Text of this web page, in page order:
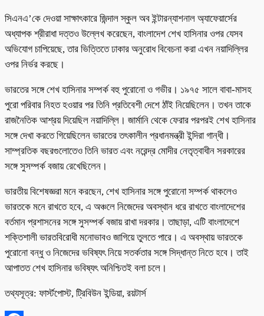
সিএনএ’কে দেওয়া সাক্ষাৎকারে জিন্দাল স্কুল অব ইন্টারন্যাশনাল অ্যাফেয়ার্সের
অধ্যাপক শ্রীরাধা দত্তও উল্লেখ করেছেন, বাংলাদেশ শেখ হাসিনার ওপর যেসব
অভিযোগ চাপিয়েছে, তার ভিত্তিতে ঢাকার অনুরোধ বিবেচনা করা এখন নয়াদিল্লির
ওপর নির্ভর করছে।
ভারতের সঙ্গে শেখ হাসিনার সম্পর্ক বহু পুরোনো ও গভীর। ১৯৭৫ সালে বাবা-মাসহ
পুরো পরিবার নিহত হওয়ার পর তিনি প্রতিবেশী দেশে ঠাঁই নিয়েছিলেন। তখন তাকে
রাজনৈতিক আশ্রয় দিয়েছিল নয়াদিল্লি। জার্মানি থেকে ফেরার পরপরই শেখ হাসিনার
সঙ্গে দেখা করতে গিয়েছিলেন ভারতের তৎকালীন প্রধানমন্ত্রী ইন্দিরা গান্ধী।
সাম্প্রতিক বছরগুলোতেও তিনি ভারত এবং নরেন্দ্র মোদীর নেতৃত্বাধীন সরকারের
সঙ্গে সুসম্পর্ক বজায় রেখেছিলেন।
ভারতীয় বিশেষজ্ঞরা মনে করছেন, শেখ হাসিনার সঙ্গে পুরোনো সম্পর্ক থাকলেও
ভারতকে মনে রাখতে হবে, এ অঞ্চলে নিজেদের অবস্থান ধরে রাখতে বাংলাদেশের
বর্তমান প্রশাসনের সঙ্গে সুসম্পর্ক বজায় রাখা দরকার। তাছাড়া, এটি বাংলাদেশে
শক্তিশালী ভারতবিরোধী মনোভাবও জাগিয়ে তুলতে পারে। এ অবস্থায় ভারতকে
পুরোনো বন্ধু ও নিজেদের ভবিষ্যৎ নিয়ে সতর্কতার সঙ্গে সিদ্ধান্ত নিতে হবে। তাই
আপাতত শেখ হাসিনার ভবিষ্যৎ অনিশ্চিতই বলা চলে।
তথ্যসূত্র: ফার্স্টপোস্ট, ট্রিবিউন ইন্ডিয়া, রয়টার্স